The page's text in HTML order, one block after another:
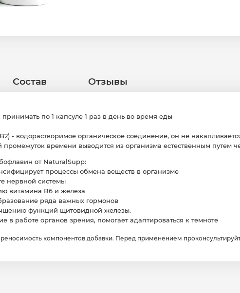
Состав Отзывы
по 1 капсуле 1 раз в день во время еды
- водорастворимое органическое соединение, он не
промежуток времени выводится из организма естественным путем
от NaturalSupp:
процессы обмена веществ в организме
нервной системы
витамина В6 и железа
ряда важных гормонов
функций щитовидной железы.
в работе органов зрения, помогает адаптироваться к темноте
компонентов добавки. Перед применением